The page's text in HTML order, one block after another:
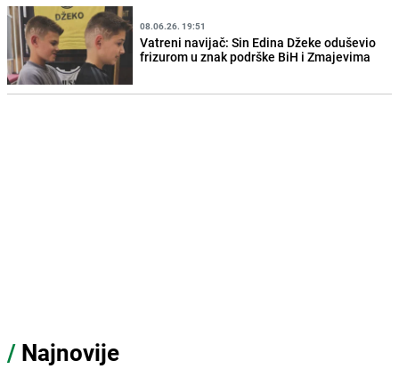
08.06.26. 19:51
Vatreni navijač: Sin Edina Džeke oduševio
frizurom u znak podrške BiH i Zmajevima
/ Najnovije